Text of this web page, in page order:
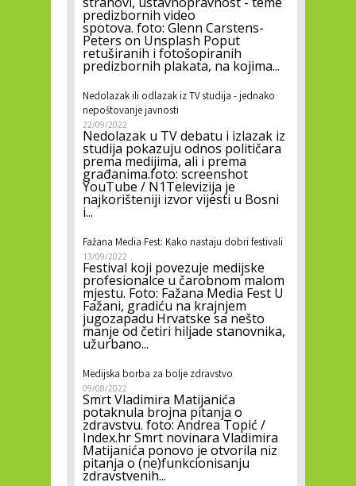
predizbornih video
spotova. foto: Glenn Carstens-
Peters on Unsplash Poput
retuširanih i fotošopiranih
predizbornih plakata, na kojima...
Nedolazak ili odlazak iz TV studija - jednako
nepoštovanje javnosti
22/09/2022
Nedolazak u TV debatu i izlazak iz
studija pokazuju odnos političara
prema medijima, ali i prema
građanima.foto: screenshot
YouTube / N1Televizija je
najkorišteniji izvor vijesti u Bosni
i...
Fažana Media Fest: Kako nastaju dobri festivali
13/09/2022
Festival koji povezuje medijske
profesionalce u čarobnom malom
mjestu. Foto: Fažana Media Fest U
Fažani, gradiću na krajnjem
jugozapadu Hrvatske sa nešto
manje od četiri hiljade stanovnika,
užurbano...
Medijska borba za bolje zdravstvo
09/08/2022
Smrt Vladimira Matijanića
potaknula brojna pitanja o
zdravstvu. foto: Andrea Topić /
Index.hr Smrt novinara Vladimira
Matijanića ponovo je otvorila niz
pitanja o (ne)funkcionisanju
zdravstvenih...